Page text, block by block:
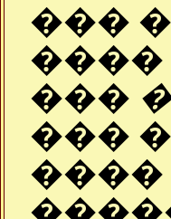
���
����
���
���